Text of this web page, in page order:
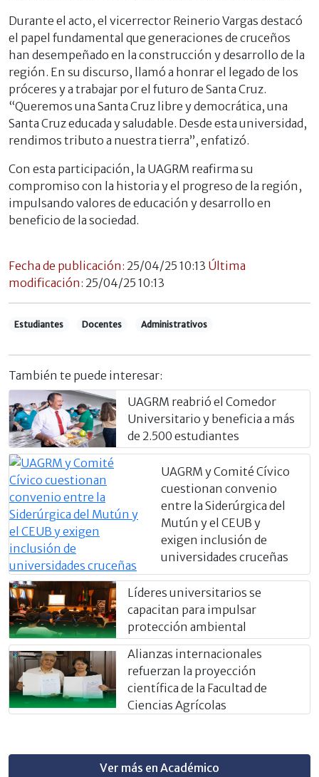
Durante el acto, el vicerrector Reinerio Vargas destacó
el papel fundamental que generaciones de cruceños
han desempeñado en la construcción y desarrollo de la
región. En su discurso, llamó a honrar el legado de los
próceres y a trabajar por el futuro de Santa Cruz.
“Queremos una Santa Cruz libre y democrática, una
Santa Cruz educada y saludable. Desde esta universidad,
rendimos tributo a nuestra tierra”, enfatizó.
Con esta participación, la UAGRM reafirma su
compromiso con la historia y el progreso de la región,
impulsando valores de educación y desarrollo en
beneficio de la sociedad.
Fecha de publicación: 25/04/25 10:13 Última
modificación: 25/04/25 10:13
Estudiantes Docentes Administrativos
También te puede interesar:
UAGRM reabrió el Comedor
Universitario y beneficia a más
de 2.500 estudiantes
UAGRM y Comité Cívico
cuestionan convenio
entre la Siderúrgica del
Mutún y el CEUB y
exigen inclusión de
universidades cruceñas
Líderes universitarios se
capacitan para impulsar
protección ambiental
Alianzas internacionales
refuerzan la proyección
científica de la Facultad de
Ciencias Agrícolas
Ver más en Académico